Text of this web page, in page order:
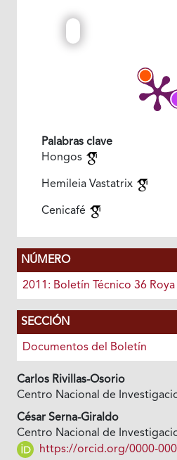
Palabras clave
Hongos
Hemileia Vastatrix
Cenicafé
NÚMERO
2011: Boletín Técnico 36 Roya
SECCIÓN
Documentos del Boletín
Carlos Rivillas-Osorio
Centro Nacional de
César Serna-Giraldo
Centro Nacional de
https://orcid.org/0000-